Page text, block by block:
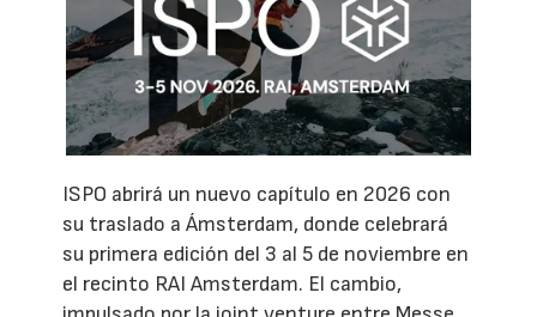
ISPO abrirá un nuevo capítulo en 2026 con
su traslado a Ámsterdam, donde celebrará
su primera edición del 3 al 5 de noviembre en
el recinto RAI Amsterdam. El cambio,